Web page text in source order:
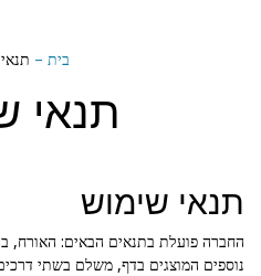
בית –
תנאי
תנאי שימוש
החברה פועלת בתנאים הבאים: האורח,
נוספים המוצגים בדף, משלם בשתי